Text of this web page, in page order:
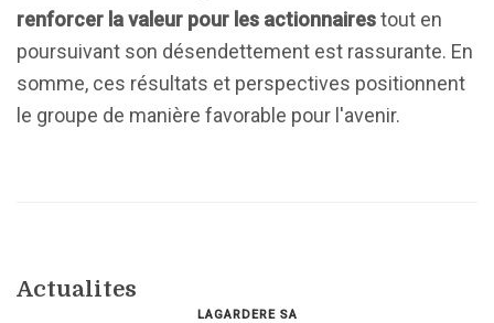
renforcer la valeur pour les actionnairestout en
poursuivant son désendettement est rassurante. En
somme, ces résultats et perspectives positionnent
le groupe de manière favorable pour l'avenir.
Actualites
LAGARDERE SA